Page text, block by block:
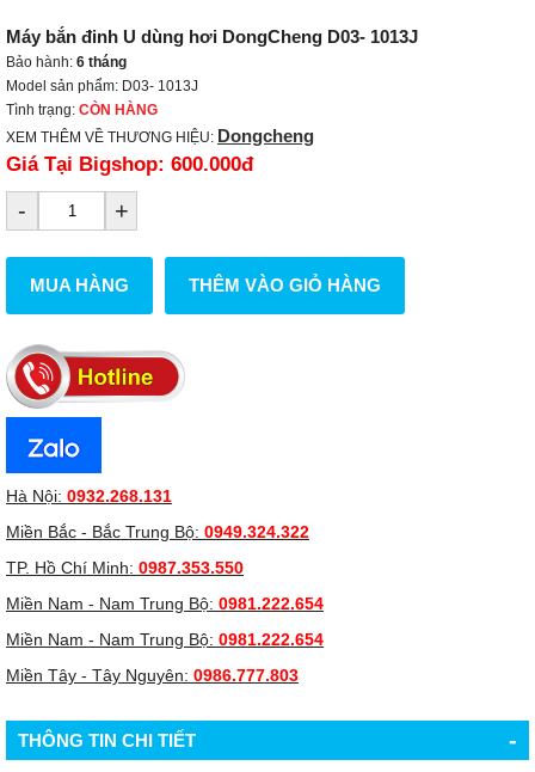
Máy bắn đinh U dùng hơi DongCheng D03- 1013J
Bảo hành: 6 tháng
Model sản phẩm: D03- 1013J
Tình trạng: CÒN HÀNG
XEM THÊM VỀ THƯƠNG HIỆU: Dongcheng
Giá Tại Bigshop: 600.000đ
- +
MUA HÀNG THÊM VÀO GIỎ HÀNG
Hà Nội: 0932.268.131
Miền Bắc - Bắc Trung Bộ: 0949.324.322
TP. Hồ Chí Minh: 0987.353.550
Miền Nam - Nam Trung Bộ: 0981.222.654
Miền Nam - Nam Trung Bộ: 0981.222.654
Miền Tây - Tây Nguyên: 0986.777.803
THÔNG TIN CHI TIẾT -